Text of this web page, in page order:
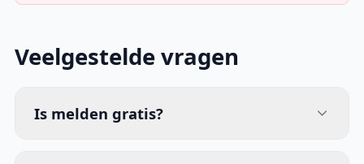
Veelgestelde vragen
Is melden gratis?